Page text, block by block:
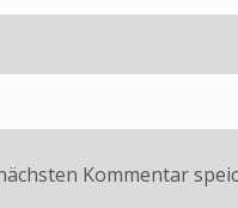
Kommentar